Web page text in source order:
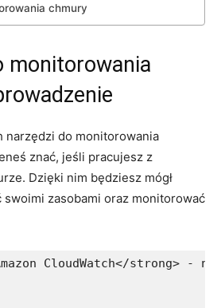
chmury
monitorowania
narzędzi⁢ do ⁢monitorowania
‌znać, jeśli pracujesz ⁢z
​Dzięki nim będziesz mógł
​swoimi⁢ zasobami oraz⁢ monitorować
CloudWatch</strong> -